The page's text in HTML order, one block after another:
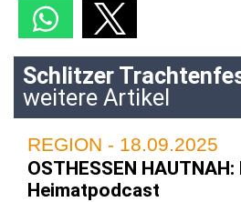
Schlitzer
weitere Artikel
REGION - 18.09.2025
OSTHESSEN HAUTNAH:
Heimatpodcast